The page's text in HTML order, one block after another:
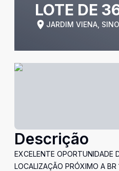
LOTE DE
JARDIM VIENA,
Descrição
EXCELENTE OPORTUNIDADE
LOCALIZAÇÃO PRÓXIMO A BR